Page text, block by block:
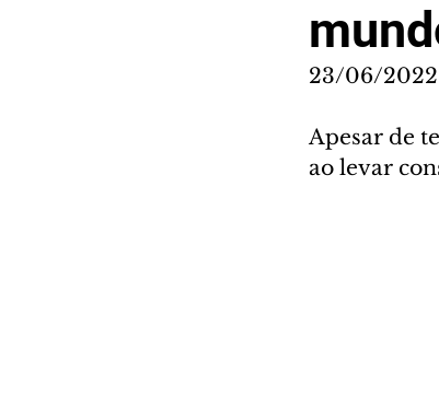
23/06/2022
Apesar de
ao levar